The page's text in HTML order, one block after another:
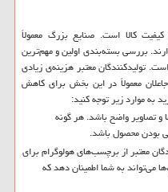
کالا است. صنایع بزرگ معمولاً
بررسی بسته‌بندی اولین و مهم‌ترین
تولیدکنندگان معتبر هزینه‌ی زیادی
معمولاً در این بخش برای کاهش
به موارد زیر توجه کنید:
تصاویر واضح باشد. هر گونه
بودن محصول باشد.
معتبر از برچسب‌های هولوگرام برای
می‌تواند به شما اطمینان دهد که